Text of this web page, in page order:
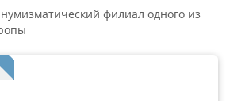
филиал одного из